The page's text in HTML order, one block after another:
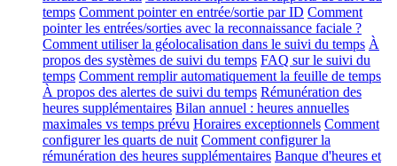
temps Comment pointer en entrée/sortie par ID Comment
pointer les entrées/sorties avec la reconnaissance faciale ?
Comment utiliser la géolocalisation dans le suivi du temps À
propos des systèmes de suivi du temps FAQ sur le suivi du
temps Comment remplir automatiquement la feuille de temps
À propos des alertes de suivi du temps Rémunération des
heures supplémentaires Bilan annuel : heures annuelles
maximales vs temps prévu Horaires exceptionnels Comment
configurer les quarts de nuit Comment configurer la
rémunération des heures supplémentaires Banque d'heures et